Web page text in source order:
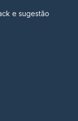
e sugestão